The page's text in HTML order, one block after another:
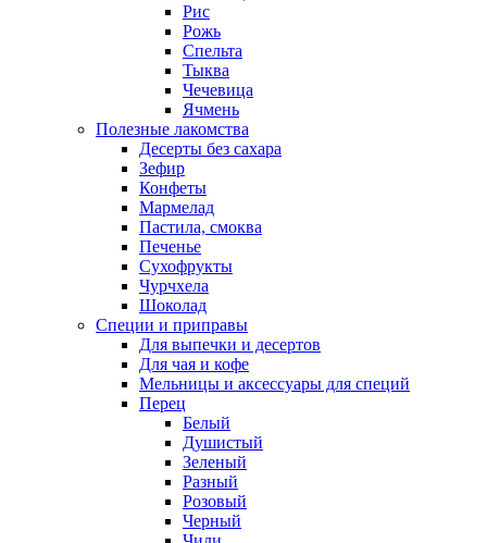
Рис
Рожь
Спельта
Тыква
Чечевица
Ячмень
Полезные лакомства
Десерты без сахара
Зефир
Конфеты
Мармелад
Пастила, смоква
Печенье
Сухофрукты
Чурчхела
Шоколад
Специи и приправы
Для выпечки и десертов
Для чая и кофе
Мельницы и аксессуары для специй
Перец
Белый
Душистый
Зеленый
Разный
Розовый
Черный